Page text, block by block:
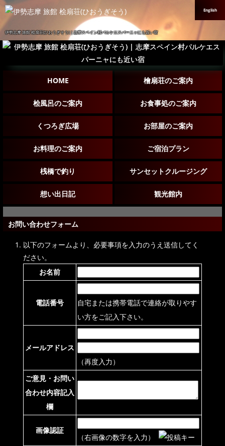
伊勢志摩 旅館 桧扇荘(ひおうぎそう) | 志摩スペイン村パルケエスパーニャにも近い宿
English
HOME 檜扇荘のご案内
桧風呂のご案内 お食事処のご案内
くつろぎ広場 お部屋のご案内
お料理のご案内 ご宿泊プラン
桟橋で釣り サンセットクルージング
想い出日記 観光館内
お問い合わせフォーム
以下のフォームより、必要事項を入力のうえ送信してく
ださい。
お名前
電話番号
自宅または携帯電話で連絡が取りやす
い方をご記入下さい。
メールアドレス
（再度入力）
ご意見・お問い
合わせ内容記入
欄
画像認証
（右画像の数字を入力）